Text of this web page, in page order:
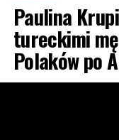
Paulina
tureckimi
Polaków po